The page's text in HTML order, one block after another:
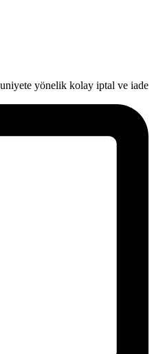
yönelik kolay iptal ve iade